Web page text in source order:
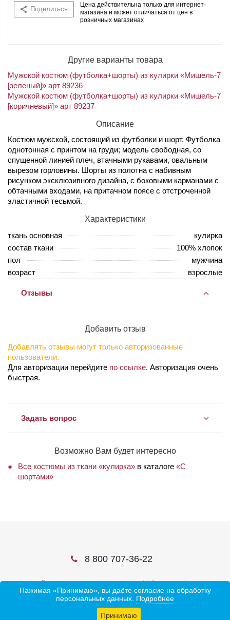
Поделиться
Цена действительна только для интернет-
магазина и может отличаться от цен в
розничных магазинах
Другие варианты товара
Мужской костюм (футболка+шорты) из кулирки «Мишель-7
[зеленый]» арт 89236
Мужской костюм (футболка+шорты) из кулирки «Мишель-7
[коричневый]» арт 89237
Описание
Костюм мужской, состоящий из футболки и шорт. Футболка
однотонная с принтом на груди; модель свободная, со
спущенной линией плеч, втачными рукавами, овальным
вырезом горловины. Шорты из полотна с набивным
рисунком эксклюзивного дизайна, с боковыми карманами с
обтачными входами, на притачном поясе с отстроченной
эластичной тесьмой.
Характеристики
ткань основная
кулирка
состав ткани
100% хлопок
пол
мужчина
возраст
взрослые
Отзывы
Добавить отзыв
Добавлять отзывы могут только авторизованные
пользователи.
Для авторизации перейдите по ссылке. Авторизация очень
быстрая.
Задать вопрос
Возможно Вам будет интересно
Все костюмы из ткани «кулирка» в каталоге «С
шортами»
8 800 707-36-22
В соцсетях ищите нас по слову ivtrf или ивтрф
Нажимая «Принимаю», вы даёте согласие на обработку
персональных данных. Подробнее
Принимаю